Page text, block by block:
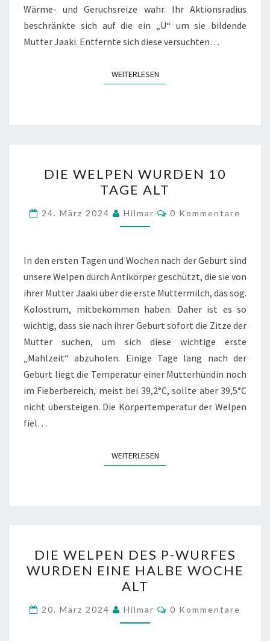
Wärme- und Geruchsreize wahr. Ihr Aktionsradius
beschränkte sich auf die ein „U“ um sie bildende
Mutter Jaaki. Entfernte sich diese versuchten…
WEITERLESENWEITERLESEN
WELPEN
WURDEN
10
TAGE
DIE WELPEN WURDEN 10
TAGE ALT
24. März 2024 Hilmar Kommentare
0 Kommentare
In den ersten Tagen und Wochen nach der Geburt sind
unsere Welpen durch Antikörper geschützt, die sie von
ihrer Mutter Jaaki über die erste Muttermilch, das sog.
Kolostrum, mitbekommen haben. Daher ist es so
wichtig, dass sie nach ihrer Geburt sofort die Zitze der
Mutter suchen, um sich diese wichtige erste
„Mahlzeit“ abzuholen. Einige Tage lang nach der
Geburt liegt die Temperatur einer Mutterhündin noch
im Fieberbereich, meist bei 39,2°C, sollte aber 39,5°C
nicht übersteigen. Die Körpertemperatur der Welpen
fiel…
WEITERLESENWEITERLESEN
WELPEN
DES
P-
WURFES
WURDEN
DIE WELPEN DES P-WURFES
WURDEN EINE HALBE WOCHE
ALT
20. März 2024 Hilmar Kommentare
0 Kommentare